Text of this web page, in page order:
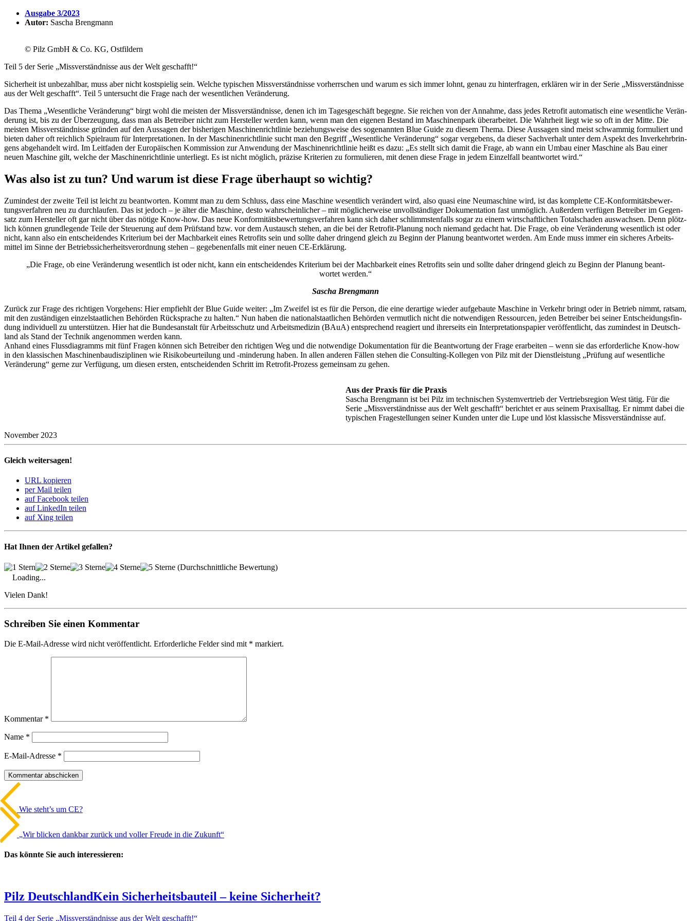
Ausgabe 3/2023
Autor: Sascha Breng­mann
© Pilz GmbH & Co. KG, Ostfildern
Teil 5 der Serie „Miss­ver­ständ­nisse aus der Welt geschafft!“
Sicher­heit ist unbe­zahlbar, muss aber nicht kost­spielig sein. Welche typi­schen Miss­ver­ständ­nisse vorherr­schen und warum es sich immer lohnt, genau zu hinter­fragen, erklären wir in der Serie „Miss­ver­ständ­nisse
aus der Welt geschafft“. Teil 5 unter­sucht die Frage nach der wesent­li­chen Verän­de­rung.
Das Thema „Wesent­liche Verän­de­rung“ birgt wohl die meisten der Miss­ver­ständ­nisse, denen ich im Tages­ge­schäft begegne. Sie reichen von der Annahme, dass jedes Retrofit auto­ma­tisch eine wesent­liche Verän­
de­rung ist, bis zu der Über­zeu­gung, dass man als Betreiber nicht zum Hersteller werden kann, wenn man den eigenen Bestand im Maschi­nen­park über­ar­beitet. Die Wahr­heit liegt wie so oft in der Mitte. Die
meisten Miss­ver­ständ­nisse gründen auf den Aussagen der bishe­rigen Maschi­nen­richt­linie bezie­hungs­weise des soge­nannten Blue Guide zu diesem Thema. Diese Aussagen sind meist schwammig formu­liert und
bieten daher oft reich­lich Spiel­raum für Inter­pre­ta­tionen. In der Maschi­nen­richt­linie sucht man den Begriff „Wesent­liche Verän­de­rung“ sogar verge­bens, da dieser Sach­ver­halt unter dem Aspekt des Inver­kehr­brin­
gens abge­han­delt wird. Im Leit­faden der Euro­päi­schen Kommis­sion zur Anwen­dung der Maschi­nen­richt­linie heißt es dazu: „Es stellt sich damit die Frage, ab wann ein Umbau einer Maschine als Bau einer
neuen Maschine gilt, welche der Maschi­nen­richt­linie unter­liegt. Es ist nicht möglich, präzise Krite­rien zu formu­lieren, mit denen diese Frage in jedem Einzel­fall beant­wortet wird.“
Was also ist zu tun? Und warum ist diese Frage über­haupt so wichtig?
Zumin­dest der zweite Teil ist leicht zu beant­worten. Kommt man zu dem Schluss, dass eine Maschine wesent­lich verän­dert wird, also quasi eine Neuma­schine wird, ist das komplette CE-Konfor­mi­täts­be­wer­
tungs­ver­fahren neu zu durch­laufen. Das ist jedoch – je älter die Maschine, desto wahr­schein­li­cher – mit mögli­cher­weise unvoll­stän­diger Doku­men­ta­tion fast unmög­lich. Außerdem verfügen Betreiber im Gegen­
satz zum Hersteller oft gar nicht über das nötige Know-how. Das neue Konfor­mi­täts­be­wer­tungs­ver­fahren kann sich daher schlimms­ten­falls sogar zu einem wirt­schaft­li­chen Total­schaden auswachsen. Denn plötz­
lich können grund­le­gende Teile der Steue­rung auf dem Prüf­stand bzw. vor dem Austausch stehen, an die bei der Retrofit-Planung noch niemand gedacht hat. Die Frage, ob eine Verän­de­rung wesent­lich ist oder
nicht, kann also ein entschei­dendes Krite­rium bei der Mach­bar­keit eines Retro­fits sein und sollte daher drin­gend gleich zu Beginn der Planung beant­wortet werden. Am Ende muss immer ein sicheres Arbeits­
mittel im Sinne der Betriebs­si­cher­heits­ver­ord­nung stehen – gege­be­nen­falls mit einer neuen CE-Erklä­rung.
„Die Frage, ob eine Verän­de­rung wesent­lich ist oder nicht, kann ein entschei­dendes Krite­rium bei der Mach­bar­keit eines Retro­fits sein und sollte daher drin­gend gleich zu Beginn der Planung beant­
wortet werden.“
Sascha Breng­mann
Zurück zur Frage des rich­tigen Vorge­hens: Hier empfiehlt der Blue Guide weiter: „Im Zweifel ist es für die Person, die eine derar­tige wieder aufge­baute Maschine in Verkehr bringt oder in Betrieb nimmt, ratsam,
mit den zustän­digen einzel­staat­li­chen Behörden Rück­sprache zu halten.“ Nun haben die natio­nal­staat­li­chen Behörden vermut­lich nicht die notwen­digen Ressourcen, jeden Betreiber bei seiner Entschei­dungs­fin­
dung indi­vi­duell zu unter­stützen. Hier hat die Bundes­an­stalt für Arbeits­schutz und Arbeits­me­dizin (BAuA) entspre­chend reagiert und ihrer­seits ein Inter­pre­ta­ti­ons­pa­pier veröf­fent­licht, das zumin­dest in Deutsch­
land als Stand der Technik ange­nommen werden kann.
Anhand eines Fluss­dia­gramms mit fünf Fragen können sich Betreiber den rich­tigen Weg und die notwen­dige Doku­men­ta­tion für die Beant­wor­tung der Frage erar­beiten – wenn sie das erfor­der­liche Know-how
in den klas­si­schen Maschi­nen­bau­dis­zi­plinen wie Risi­ko­be­ur­tei­lung und ‑minde­rung haben. In allen anderen Fällen stehen die Consul­ting-Kollegen von Pilz mit der Dienst­leis­tung „Prüfung auf wesent­liche
Verän­de­rung“ gerne zur Verfü­gung, um diesen ersten, entschei­denden Schritt im Retrofit-Prozess gemeinsam zu gehen.
Aus der Praxis für die Praxis
Sascha Breng­mann ist bei Pilz im tech­ni­schen System­ver­trieb der Vertriebs­re­gion West tätig. Für die
Serie „Miss­ver­ständ­nisse aus der Welt geschafft“ berichtet er aus seinem Praxis­alltag. Er nimmt dabei die
typi­schen Frage­stel­lungen seiner Kunden unter die Lupe und löst klas­si­sche Miss­ver­ständ­nisse auf.
November 2023
Gleich weitersagen!
URL kopieren
per Mail teilen
auf Facebook teilen
auf LinkedIn teilen
auf Xing teilen
Hat Ihnen der Artikel gefallen?
(Durchschnittliche Bewertung)
Loading...
Vielen Dank!
Schreiben Sie einen Kommentar
Die E-Mail-Adresse wird nicht veröffentlicht. Erforderliche Felder sind mit * markiert.
Kommentar *
Name *
E-Mail-Adresse *
Beitrags-
Navigation
Wie steht’s um CE?
Nächster
Artikel
„Wir blicken dankbar zurück und voller Freude in die Zukunft“
Das könnte Sie auch interessieren:
Pilz Deutsch­landKein Sicher­heits­bau­teil – keine Sicher­heit?
Teil 4 der Serie „Miss­ver­ständ­nisse aus der Welt geschafft!“